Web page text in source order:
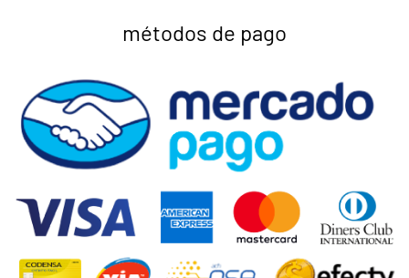
métodos de pago